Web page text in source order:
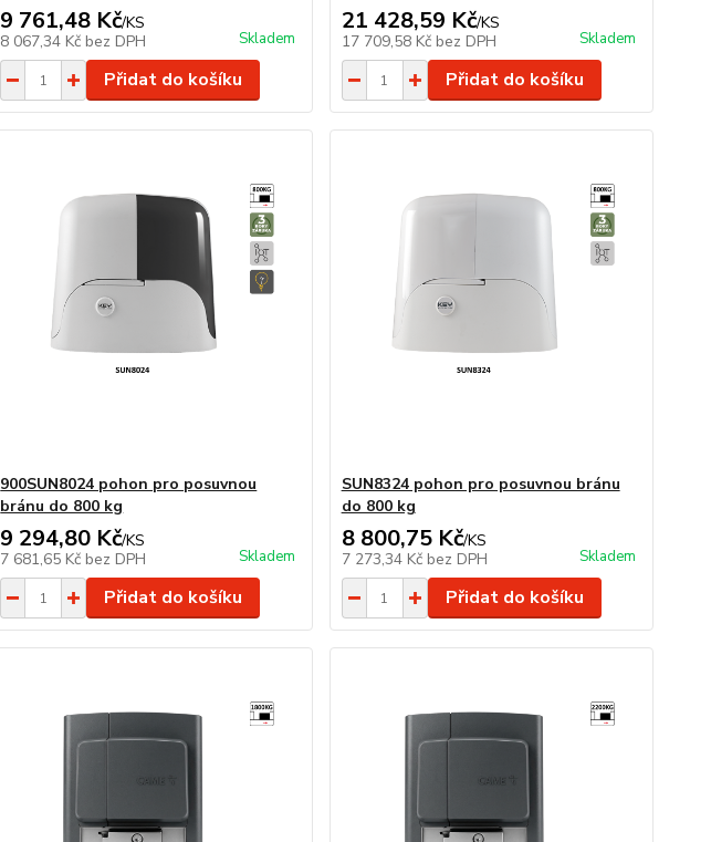
9 761,48 Kč/KS
8 067,34 Kč bez DPH Skladem
Přidat do košíku
21 428,59 Kč/KS
17 709,58 Kč bez DPH Skladem
Přidat do košíku
900SUN8024 pohon pro posuvnou
bránu do 800 kg
9 294,80 Kč/KS
7 681,65 Kč bez DPH Skladem
Přidat do košíku
SUN8324 pohon pro posuvnou bránu
do 800 kg
8 800,75 Kč/KS
7 273,34 Kč bez DPH Skladem
Přidat do košíku